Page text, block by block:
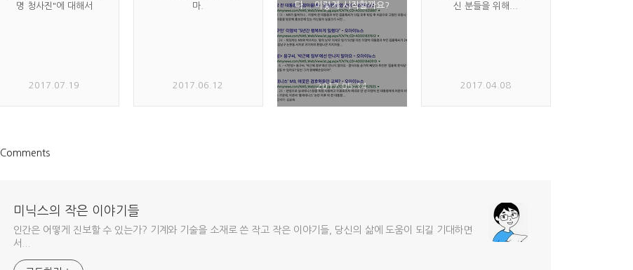
명 청사진"에 대해서
2017.07.19
마.
2017.06.12
다... 이렇게 시작할까요?
2017.05.14
신 분들을 위해...
2017.04.08
Comments
미닉스의 작은 이야기들
인간은 어떻게 진보할 수 있는가? 기계와 기술을 소재로 쓴 작고 작은 이야기들, 당신의 삶에 도움이 되길 기대하면
서...